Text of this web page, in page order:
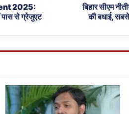
2025:
पास से ग्रेजुएट
सबसे
मुख्यमंत्री
रहने
का
विश्व
बिहार सीएम
की बधाई,